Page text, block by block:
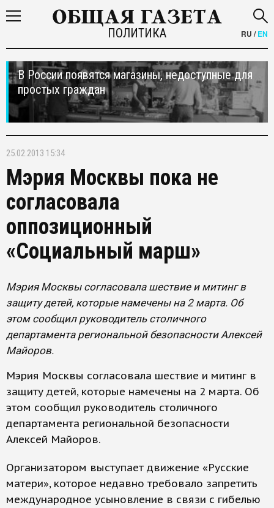
ПОЛИТИКА RU /EN
В России появятся магазины, недоступные для
простых граждан
25.02.2013 15:34
Мэрия Москвы пока не
согласовала
оппозиционный
«Социальный марш»
Мэрия Москвы согласовала шествие и митинг в
защиту детей, которые намечены на 2 марта. Об
этом сообщил руководитель столичного
департамента региональной безопасности Алексей
Майоров.
Мэрия Москвы согласовала шествие и митинг в
защиту детей, которые намечены на 2 марта. Об
этом сообщил руководитель столичного
департамента региональной безопасности
Алексей Майоров.
Организатором выступает движение «Русские
матери», которое недавно требовало запретить
международное усыновление в связи с гибелью